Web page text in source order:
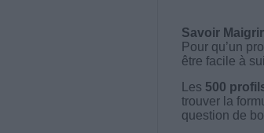
Savoir Maigrir
Pour qu’un
être facile à
Les 500
trouver la
question de